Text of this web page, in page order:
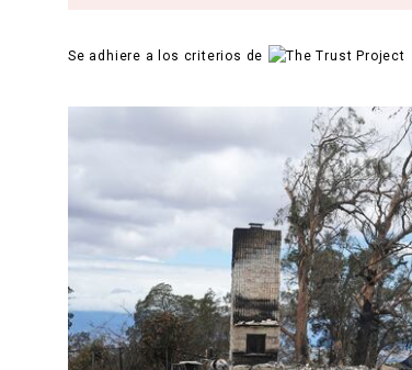
Se adhiere a los criterios de